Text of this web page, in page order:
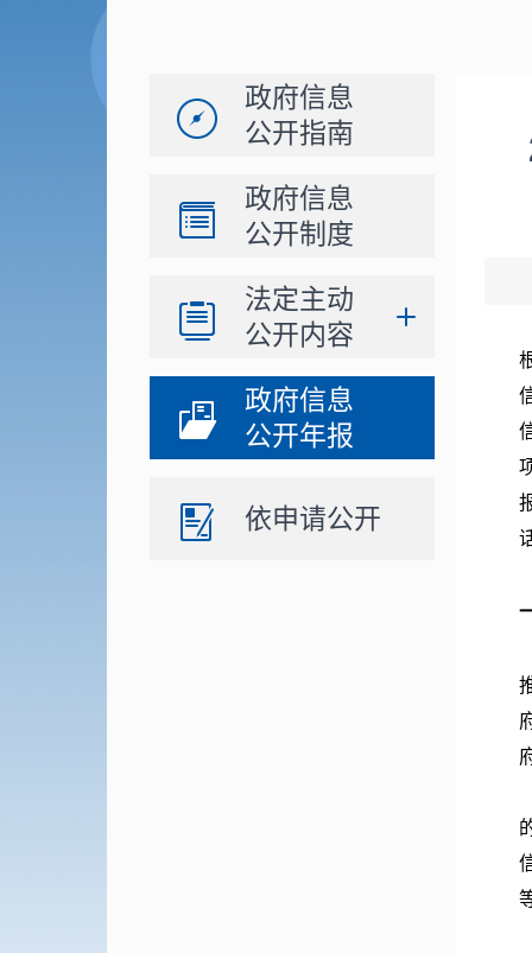
政府信息
公开指南
政府信息
公开制度
法定主动
公开内容
政府信息
公开年报
依申请公开